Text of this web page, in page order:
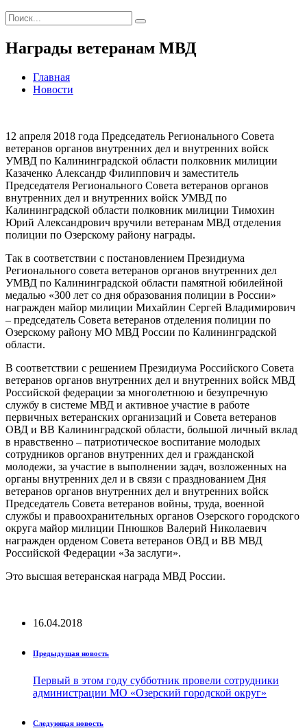
Награды ветеранам МВД
Главная
Новости
12 апреля 2018 года Председатель Регионального Совета
ветеранов органов внутренних дел и внутренних войск
УМВД по Калининградской области полковник милиции
Казаченко Александр Филиппович и заместитель
Председателя Регионального Совета ветеранов органов
внутренних дел и внутренних войск УМВД по
Калининградской области полковник милиции Тимохин
Юрий Александрович вручили ветеранам МВД отделения
полиции по Озерскому району награды.
Так в соответствии с постановлением Президиума
Регионального совета ветеранов органов внутренних дел
УМВД по Калининградской области памятной юбилейной
медалью «300 лет со дня образования полиции в России»
награжден майор милиции Михайлин Сергей Владимирович
– председатель Совета ветеранов отделения полиции по
Озерскому району МО МВД России по Калининградской
области.
В соответствии с решением Президиума Российского Совета
ветеранов органов внутренних дел и внутренних войск МВД
Российской федерации за многолетнюю и безупречную
службу в системе МВД и активное участие в работе
первичных ветеранских организаций и Совета ветеранов
ОВД и ВВ Калининградской области, большой личный вклад
в нравственно – патриотическое воспитание молодых
сотрудников органов внутренних дел и гражданской
молодежи, за участие в выполнении задач, возложенных на
органы внутренних дел и в связи с празднованием Дня
ветеранов органов внутренних дел и внутренних войск
Председатель Совета ветеранов войны, труда, военной
службы и правоохранительных органов Озерского городского
округа майор милиции Пнюшков Валерий Николаевич
награжден орденом Совета ветеранов ОВД и ВВ МВД
Российской Федерации «За заслуги».
Это высшая ветеранская награда МВД России.
16.04.2018
Предыдущая новость
Первый в этом году субботник провели сотрудники
администрации МО «Озерский городской округ»
Следующая новость